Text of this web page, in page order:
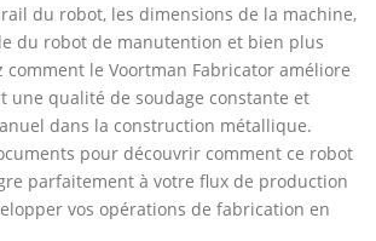
du robot, les dimensions de la machine,
du robot de manutention et bien plus
comment le Voortman Fabricator améliore
une qualité de soudage constante et
dans la construction métallique.
pour découvrir comment ce robot
parfaitement à votre flux de production
vos opérations de fabrication en